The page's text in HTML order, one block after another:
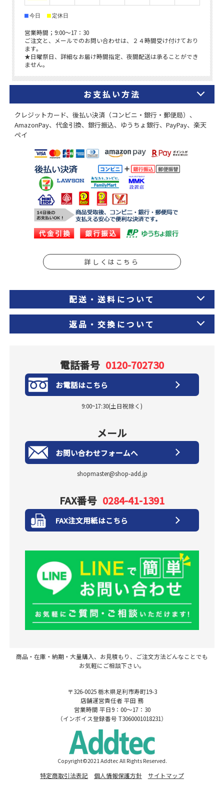
お支払い方法
クレジットカード、後払い決済（コンビニ・銀行・郵便局）、
AmazonPay、代金引換、銀行振込、ゆうちょ銀行、PayPay、楽天
ペイ
詳しくはこちら
配送・送料について
返品・交換について
電話番号 0120-702730
お電話はこちら
9:00~17:30(土日祝除く)
メール
お問い合わせフォームへ
shopmaster@shop-add.jp
FAX番号 0284-41-1391
FAX注文用紙はこちら
商品・在庫・納期・大量購入、お見積もり、ご注文方法どんなことでも
お気軽にご相談下さい。
〒326-0025 栃木県足利市寿町19-3
店舗運営責任者 平田 務
営業時間 平日9：00～17：30
（インボイス登録番号 T3060001018231）
Copyright©2021 Addtec All Rights Reserved.
特定商取引法表記 個人情報保護方針 サイトマップ